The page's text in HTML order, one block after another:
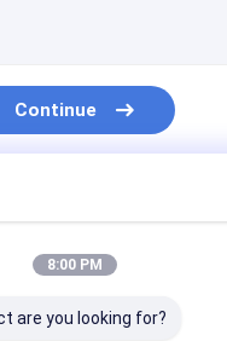
do núcleo do transformador
que empilha a tabela
forma a máquina
do núcleo
Continue
8:00 PM
are you looking for?